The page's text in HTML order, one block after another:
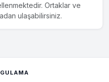
Ortaklar ve
ulaşabilirsiniz.